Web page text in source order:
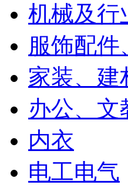
机械及行
服饰配件
家装、建
办公、文
内衣
电工电气